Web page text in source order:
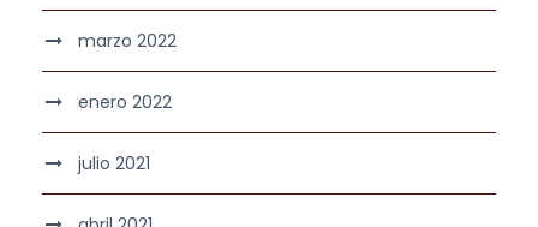
marzo 2022
enero 2022
julio 2021